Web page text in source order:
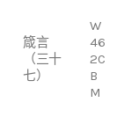
箴言
（三十
七）
W
46
2C
B
M